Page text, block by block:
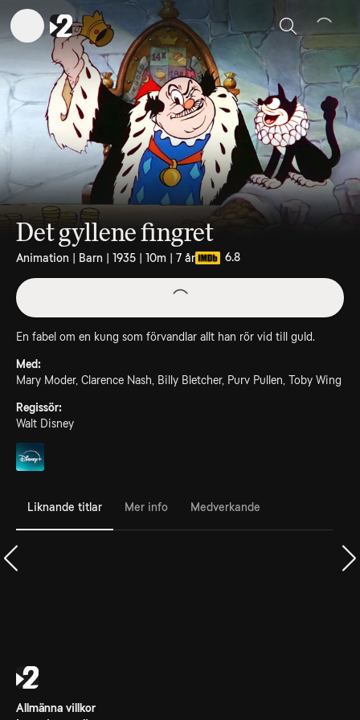
Sök
Det gyllene fingret
Animation | Barn | 1935 | 10m | 7 år 6.8
En fabel om en kung som förvandlar allt han rör vid till guld.
Med:
Mary Moder, Clarence Nash, Billy Bletcher, Purv Pullen, Toby Wing
Regissör:
Walt Disney
Liknande titlar Mer info Medverkande
Allmänna villkor